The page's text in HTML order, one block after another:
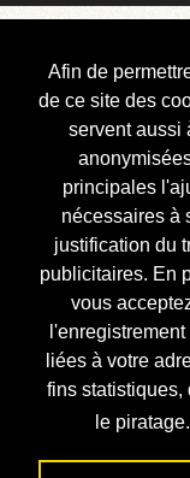
Afin de
de ce site des
servent aussi
principales
nécessaires à
justification du
publicitaires. En
vous
liées à votre
fins statistiques,
le piratage.
Courbis,
Blog
Bienvenue
Réalisations
Divers (et d’été)
Annonces
Liens externes
Téléchargement
Contact